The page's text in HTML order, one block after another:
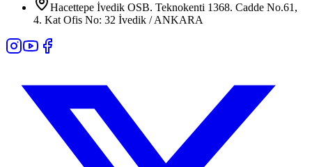
Hacettepe İvedik OSB. Teknokenti 1368. Cadde No.61,
4. Kat Ofis No: 32 İvedik / ANKARA